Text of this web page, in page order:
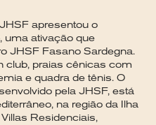
apresentou o
uma ativação que
JHSF Fasano Sardegna.
club, praias cênicas com
e quadra de tênis. O
pela JHSF, está
na região da Ilha
Residenciais,